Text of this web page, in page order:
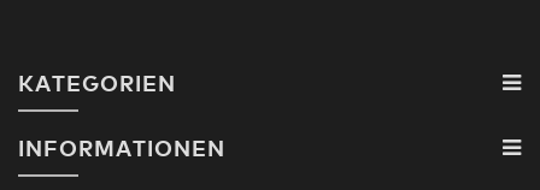
KATEGORIEN
INFORMATIONEN